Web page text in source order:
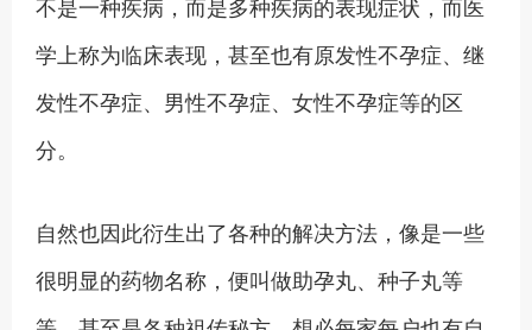
学上称为临床表现，甚至也有原发性不孕症、继
发性不孕症、男性不孕症、女性不孕症等的区
分。
自然也因此衍生出了各种的解决方法，像是一些
很明显的药物名称，便叫做助孕丸、种子丸等